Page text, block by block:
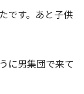
です。あと子供
に男集団で来て